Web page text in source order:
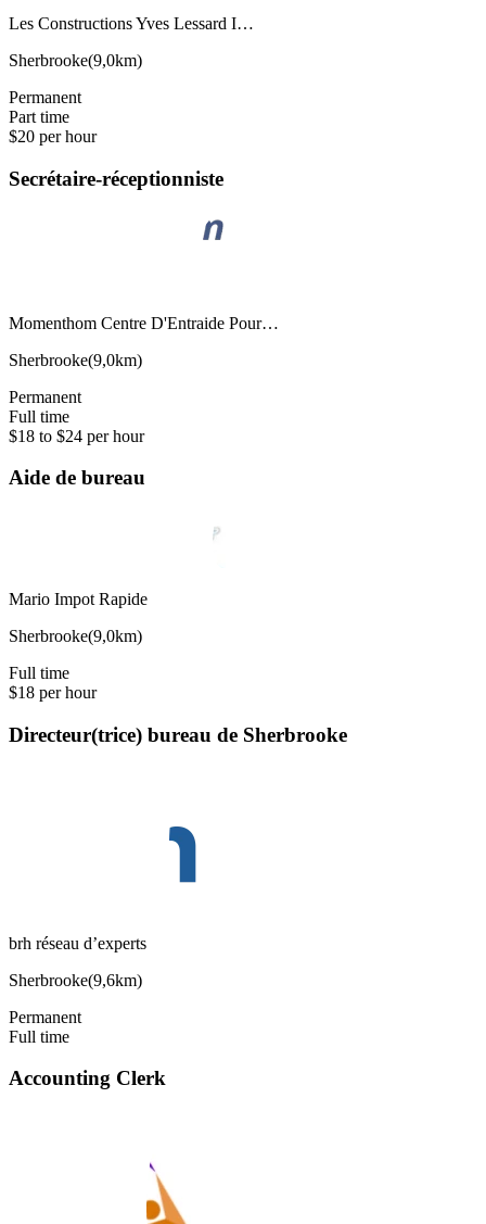
Les Constructions Yves Lessard I…
Sherbrooke(9,0km)
Permanent
Part time
$20 per hour
Secrétaire-réceptionniste
Momenthom Centre D'Entraide Pour…
Sherbrooke(9,0km)
Permanent
Full time
$18 to $24 per hour
Aide de bureau
Mario Impot Rapide
Sherbrooke(9,0km)
Full time
$18 per hour
Directeur(trice) bureau de Sherbrooke
brh réseau d’experts
Sherbrooke(9,6km)
Permanent
Full time
Accounting Clerk